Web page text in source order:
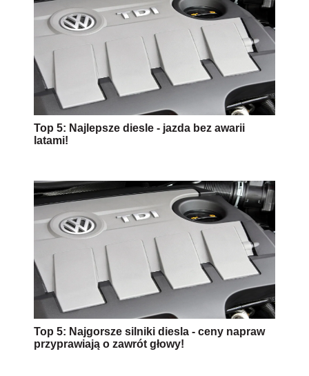
Top 5: Najlepsze diesle - jazda bez awarii
latami!
Top 5: Najgorsze silniki diesla - ceny napraw
przyprawiają o zawrót głowy!